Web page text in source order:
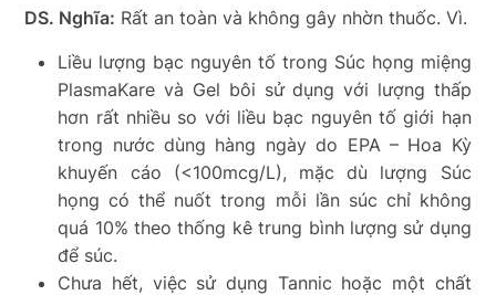
DS. Nghĩa: Rất an toàn và không gây nhờn thuốc. Vì.
Liều lượng bạc nguyên tố trong Súc họng miệng
PlasmaKare và Gel bôi sử dụng với lượng thấp
hơn rất nhiều so với liều bạc nguyên tố giới hạn
trong nước dùng hàng ngày do EPA – Hoa Kỳ
khuyến cáo (<100mcg/L), mặc dù lượng Súc
họng có thể nuốt trong mỗi lần súc chỉ không
quá 10% theo thống kê trung bình lượng sử dụng
để súc.
Chưa hết, việc sử dụng Tannic hoặc một chất